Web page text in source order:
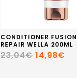
CONDITIONER
REPAIR WELLA 200ML
23,04€ 14,98€